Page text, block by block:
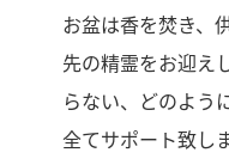
お盆は香を焚き、
先の精霊をお迎え
らない、どのよう
全てサポート致しま